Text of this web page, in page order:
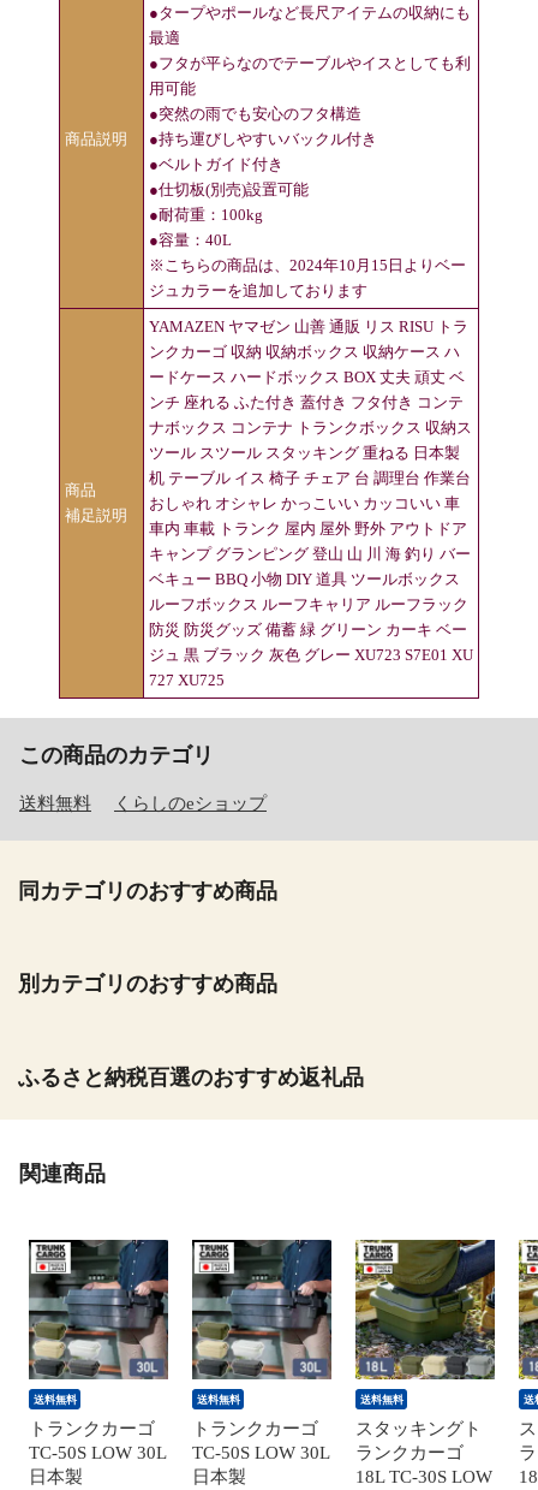
商品説明
●タープやポールなど長尺アイテムの収納にも
最適
●フタが平らなのでテーブルやイスとしても利
用可能
●突然の雨でも安心のフタ構造
●持ち運びしやすいバックル付き
●ベルトガイド付き
●仕切板(別売)設置可能
●耐荷重：100kg
●容量：40L
※こちらの商品は、2024年10月15日よりベー
ジュカラーを追加しております
商品
補足説明
YAMAZEN ヤマゼン 山善 通販 リス RISU トラ
ンクカーゴ 収納 収納ボックス 収納ケース ハ
ードケース ハードボックス BOX 丈夫 頑丈 ベ
ンチ 座れる ふた付き 蓋付き フタ付き コンテ
ナボックス コンテナ トランクボックス 収納ス
ツール スツール スタッキング 重ねる 日本製
机 テーブル イス 椅子 チェア 台 調理台 作業台
おしゃれ オシャレ かっこいい カッコいい 車
車内 車載 トランク 屋内 屋外 野外 アウトドア
キャンプ グランピング 登山 山 川 海 釣り バー
ベキュー BBQ 小物 DIY 道具 ツールボックス
ルーフボックス ルーフキャリア ルーフラック
防災 防災グッズ 備蓄 緑 グリーン カーキ ベー
ジュ 黒 ブラック 灰色 グレー XU723 S7E01 XU
727 XU725
この商品のカテゴリ
送料無料 くらしのeショップ
同カテゴリのおすすめ商品
別カテゴリのおすすめ商品
ふるさと納税百選のおすすめ返礼品
関連商品
送料無料
トランクカーゴ
TC-50S LOW 30L
日本製
送料無料
トランクカーゴ
TC-50S LOW 30L
日本製
送料無料
スタッキングト
ランクカーゴ
18L TC-30S LOW
送